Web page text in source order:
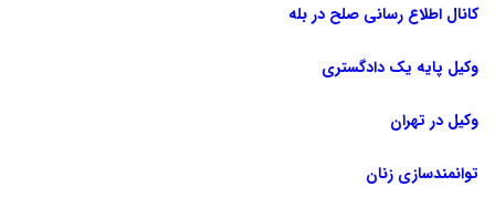
کانال اطلاع رسانی صلح در بله
وکیل پایه یک دادگستری
وکیل در تهران
توانمندسازی زنان